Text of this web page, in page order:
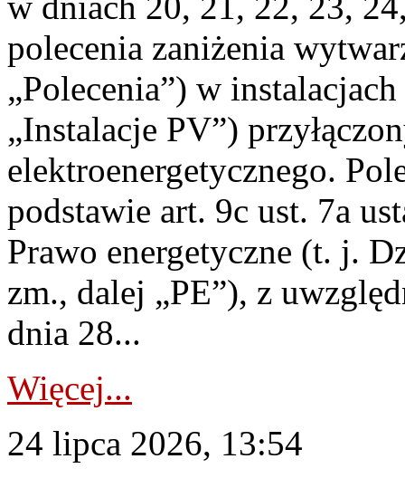
polecenia zaniżenia
„Polecenia”) w
„Instalacje PV”)
elektroenergetycznego.
podstawie art. 9c ust. 7a
Prawo energetyczne (t. j.
zm., dalej „PE”), z
dnia 28...
Więcej...
24 lipca 2026, 13:54